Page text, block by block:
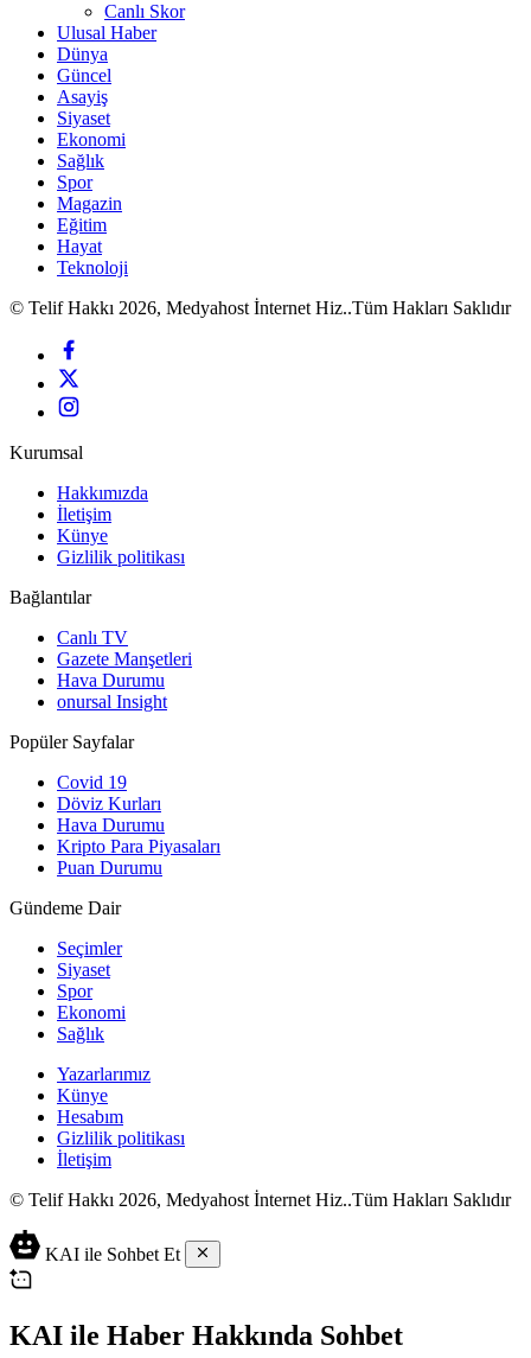
Canlı Skor
Ulusal Haber
Dünya
Güncel
Asayiş
Siyaset
Ekonomi
Sağlık
Spor
Magazin
Eğitim
Hayat
Teknoloji
© Telif Hakkı 2026, Medyahost İnternet Hiz..Tüm Hakları Saklıdır
Kurumsal
Hakkımızda
İletişim
Künye
Gizlilik politikası
Bağlantılar
Canlı TV
Gazete Manşetleri
Hava Durumu
onursal Insight
Popüler Sayfalar
Covid 19
Döviz Kurları
Hava Durumu
Kripto Para Piyasaları
Puan Durumu
Gündeme Dair
Seçimler
Siyaset
Spor
Ekonomi
Sağlık
Yazarlarımız
Künye
Hesabım
Gizlilik politikası
İletişim
© Telif Hakkı 2026, Medyahost İnternet Hiz..Tüm Hakları Saklıdır
casino
siteleri
casino
2023
lordcasino
canlı
casino
siteleri
iyi
casino
ev
yapımı
salça
KAI ile Sohbet Et
KAI ile Haber Hakkında Sohbet